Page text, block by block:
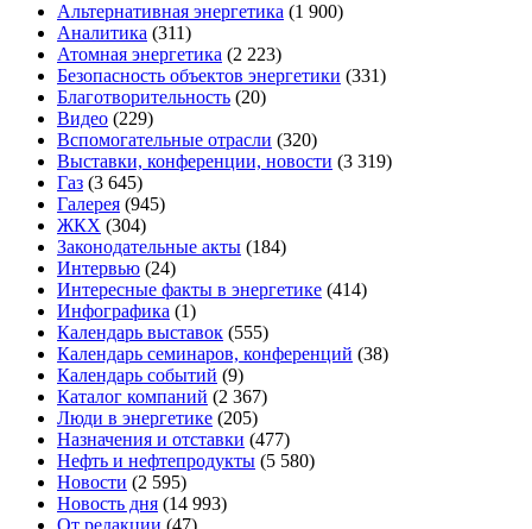
Альтернативная энергетика (1 900)
Аналитика (311)
Атомная энергетика (2 223)
Безопасность объектов энергетики (331)
Благотворительность (20)
Видео (229)
Вспомогательные отрасли (320)
Выставки, конференции, новости (3 319)
Газ (3 645)
Галерея (945)
ЖКХ (304)
Законодательные акты (184)
Интервью (24)
Интересные факты в энергетике (414)
Инфографика (1)
Календарь выставок (555)
Календарь семинаров, конференций (38)
Календарь событий (9)
Каталог компаний (2 367)
Люди в энергетике (205)
Назначения и отставки (477)
Нефть и нефтепродукты (5 580)
Новости (2 595)
Новость дня (14 993)